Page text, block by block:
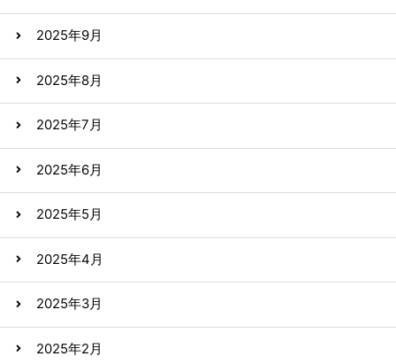
2025年9月
2025年8月
2025年7月
2025年6月
2025年5月
2025年4月
2025年3月
2025年2月